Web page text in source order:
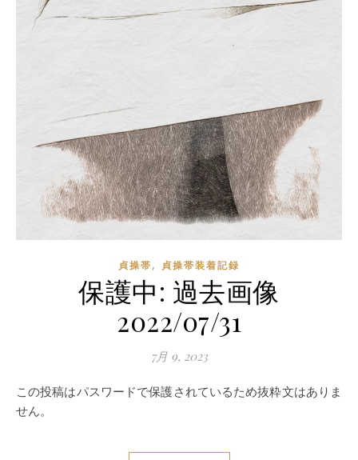
貞操帯, 貞操帯装着記録
保護中: 過去画像
2022/07/31
7月 9, 2023
この投稿はパスワードで保護されているため抜粋文はありま
せん。